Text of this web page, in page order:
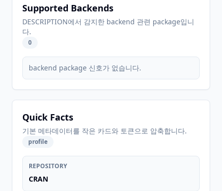
Supported Backends
DESCRIPTION에서 감지한 backend 관련 package입니
다.
0
backend package 신호가 없습니다.
Quick Facts
기본 메타데이터를 작은 카드와 토큰으로 압축합니다.
profile
REPOSITORY
CRAN